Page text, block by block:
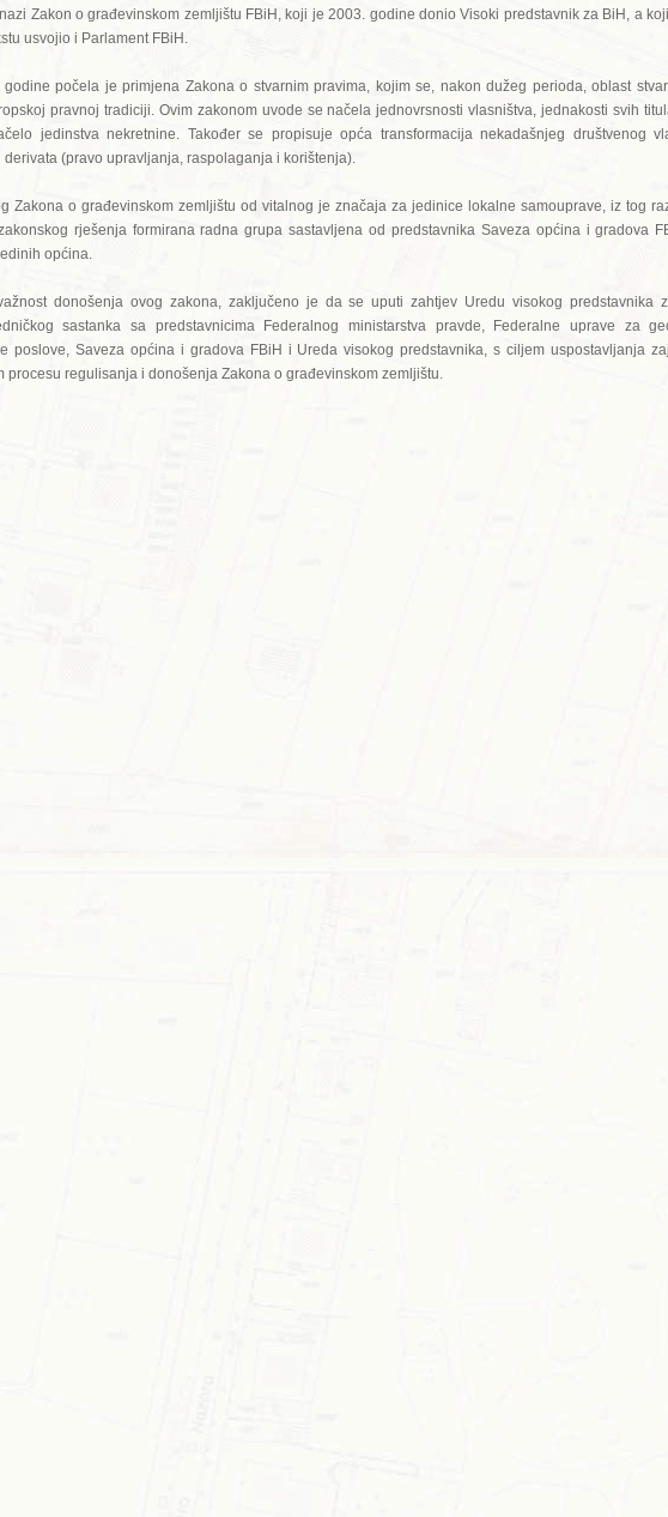
Zakon o građevinskom zemljištu FBiH, koji je 2003. godine donio Visoki predstavnik za BiH, a
usvojio i Parlament FBiH.
godine počela je primjena Zakona o stvarnim pravima, kojim se, nakon dužeg perioda, oblast
pravnoj tradiciji. Ovim zakonom uvode se načela jednovrsnosti vlasništva, jednakosti svih
jedinstva nekretnine. Također se propisuje opća transformacija nekadašnjeg društvenog
(pravo upravljanja, raspolaganja i korištenja).
Zakona o građevinskom zemljištu od vitalnog je značaja za jedinice lokalne samouprave, iz tog
rješenja formirana radna grupa sastavljena od predstavnika Saveza općina i gradova
općina.
donošenja ovog zakona, zaključeno je da se uputi zahtjev Uredu visokog predstavnika
sastanka sa predstavnicima Federalnog ministarstva pravde, Federalne uprave za
poslove, Saveza općina i gradova FBiH i Ureda visokog predstavnika, s ciljem uspostavljanja
procesu regulisanja i donošenja Zakona o građevinskom zemljištu.